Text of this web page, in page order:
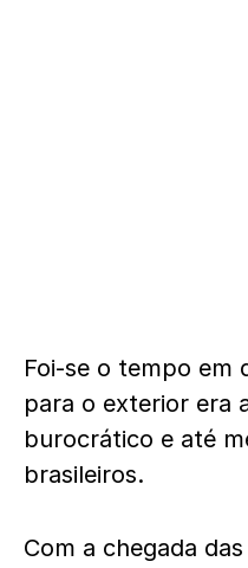
Foi-se o tempo em
para o exterior era
burocrático e até
brasileiros.
Com a chegada